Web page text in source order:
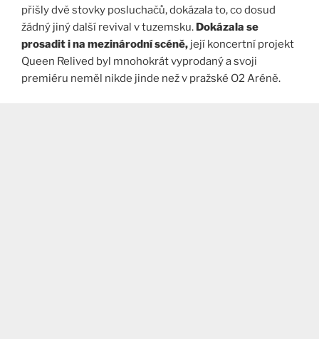
přišly dvě stovky posluchačů, dokázala to, co dosud
žádný jiný další revival v tuzemsku. Dokázala se
prosadit i na mezinárodní scéně, její koncertní projekt
Queen Relived byl mnohokrát vyprodaný a svoji
premiéru neměl nikde jinde než v pražské O2 Aréně.